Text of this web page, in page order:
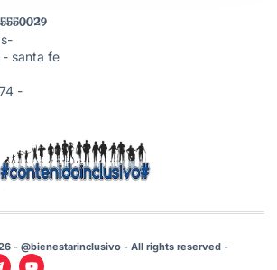
- santa fe
-
- @bienestarinclusivo - All rights reserved -